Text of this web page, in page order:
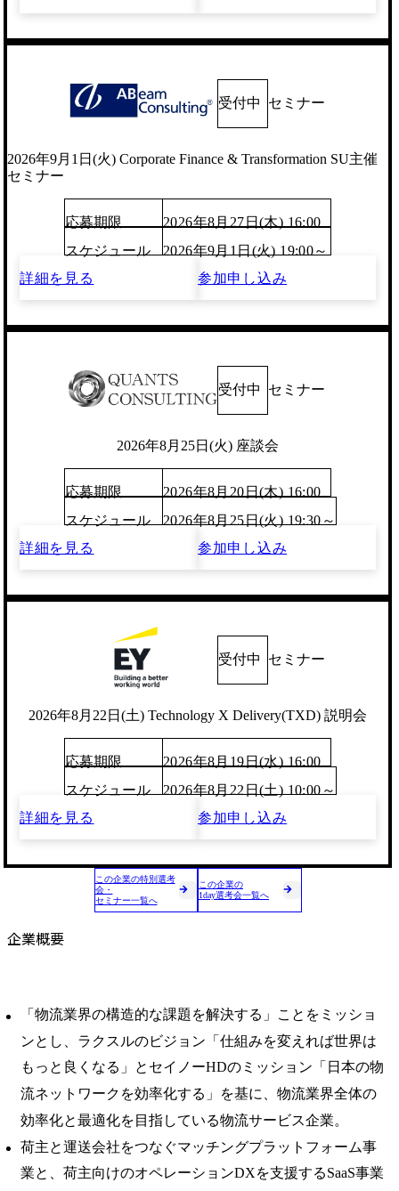
受付中 セミナー
2026年9月1日(火) Corporate Finance & Transformation SU主催
セミナー
応募期限
2026年8月27日(木) 16:00
スケジュール
2026年9月1日(火) 19:00～
詳細を見る
参加申し込み
受付中 セミナー
2026年8月25日(火) 座談会
応募期限
2026年8月20日(木) 16:00
スケジュール
2026年8月25日(火) 19:30～
詳細を見る
参加申し込み
受付中 セミナー
2026年8月22日(土) Technology X Delivery(TXD) 説明会
応募期限
2026年8月19日(水) 16:00
スケジュール
2026年8月22日(土) 10:00～
詳細を見る
参加申し込み
この企業の特別選考
会・
セミナー一覧へ
この企業の
1day選考会一覧へ
企業概要
「物流業界の構造的な課題を解決する」ことをミッショ
ンとし、ラクスルのビジョン「仕組みを変えれば世界は
もっと良くなる」とセイノーHDのミッション「日本の物
流ネットワークを効率化する」を基に、物流業界全体の
効率化と最適化を目指している物流サービス企業。
荷主と運送会社をつなぐマッチングプラットフォーム事
業と、荷主向けのオペレーションDXを支援するSaaS事業